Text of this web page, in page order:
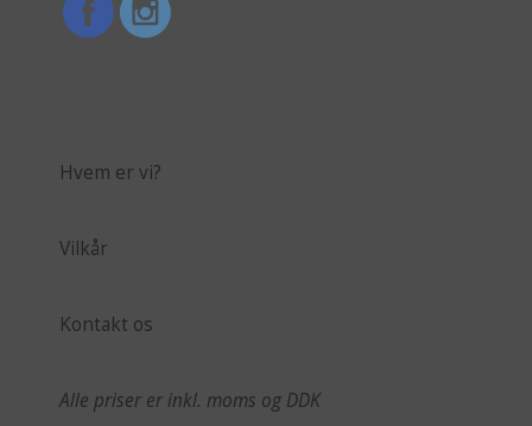
Hvem er vi?
Vilkår
Kontakt os
Alle priser er inkl. moms og DDK